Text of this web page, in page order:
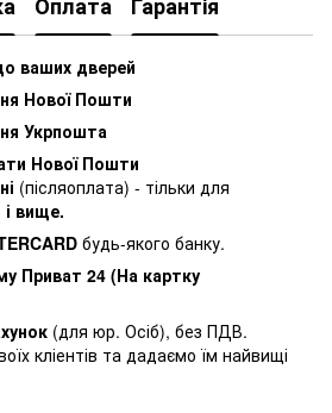
Оплата Гарантія
ваших дверей
Нової Пошти
Укрпошта
Нової Пошти
(післяоплата) - тільки для
і вище.
будь-якого банку.
Приват 24 (На картку
(для юр. Осіб), без ПДВ.
кліентів та дадаємо їм найвищі